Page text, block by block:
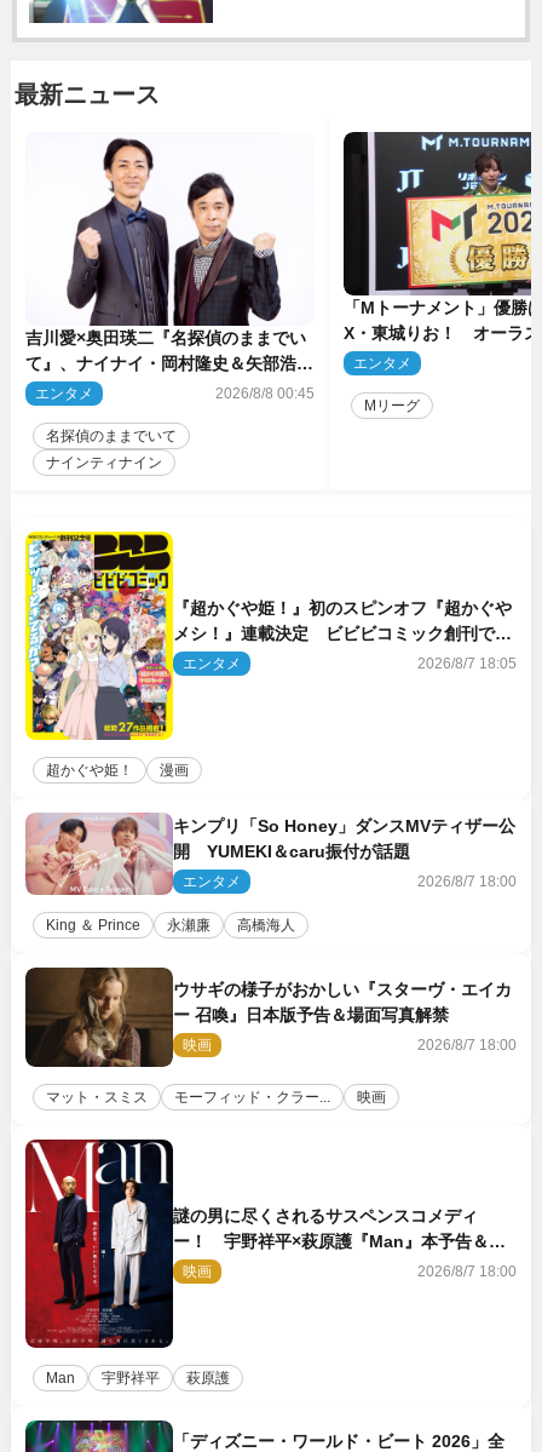
最新ニュース
吉川愛×奥田瑛二『名探偵のままでい
て』、ナイナイ・岡村隆史＆矢部浩之
のゲスト出演が決定！
エンタメ 2026/8/8 00:45
名探偵のままでいて
ナインティナイン
「Mトーナメント」優勝
X・東城りお！ オーラス
後は自ら和了って幕引き
エンタメ
Mリーグ
『超かぐや姫！』初のスピンオフ『超かぐや
メシ！』連載決定 ビビビコミック創刊で31
作品一挙公開
エンタメ 2026/8/7 18:05
超かぐや姫！ 漫画
キンプリ「So Honey」ダンスMVティザー公
開 YUMEKI＆caru振付が話題
エンタメ 2026/8/7 18:00
King ＆ Prince 永瀬廉 高橋海人
ウサギの様子がおかしい『スターヴ・エイカ
ー 召喚』日本版予告＆場面写真解禁
映画 2026/8/7 18:00
マット・スミス モーフィッド・クラー... 映画
謎の男に尽くされるサスペンスコメディ
ー！ 宇野祥平×萩原護『Man』本予告＆新
ビジュアル解禁
映画 2026/8/7 18:00
Man 宇野祥平 萩原護
「ディズニー・ワールド・ビート 2026」全